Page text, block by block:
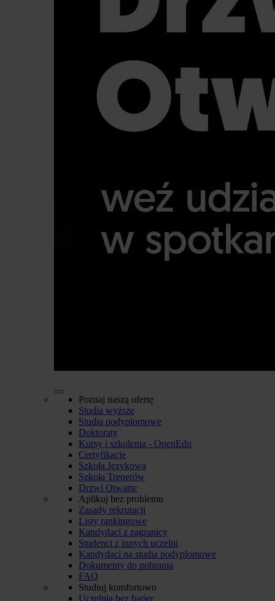
Poznaj naszą ofertę
Studia wyższe
Studia podyplomowe
Doktoraty
Kursy i szkolenia - OpenEdu
Certyfikacje
Szkoła Językowa
Szkoła Trenerów
Drzwi Otwarte
Aplikuj bez problemu
Zasady rekrutacji
Listy rankingowe
Kandydaci z zagranicy
Studenci z innych uczelni
Kandydaci na studia podyplomowe
Dokumenty do pobrania
FAQ
Studiuj komfortowo
Uczelnia bez barier